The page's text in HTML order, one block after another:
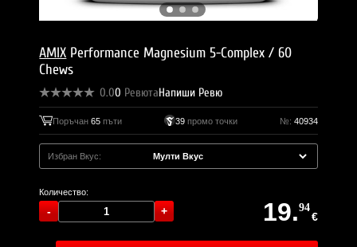
AMIX Performance Magnesium 5-Complex / 60
Chews
0.00 РевютаНапиши Ревю
Поръчан65 пъти 39промо точки №: 40934
Избран Вкус:
Количество:
19.94
€